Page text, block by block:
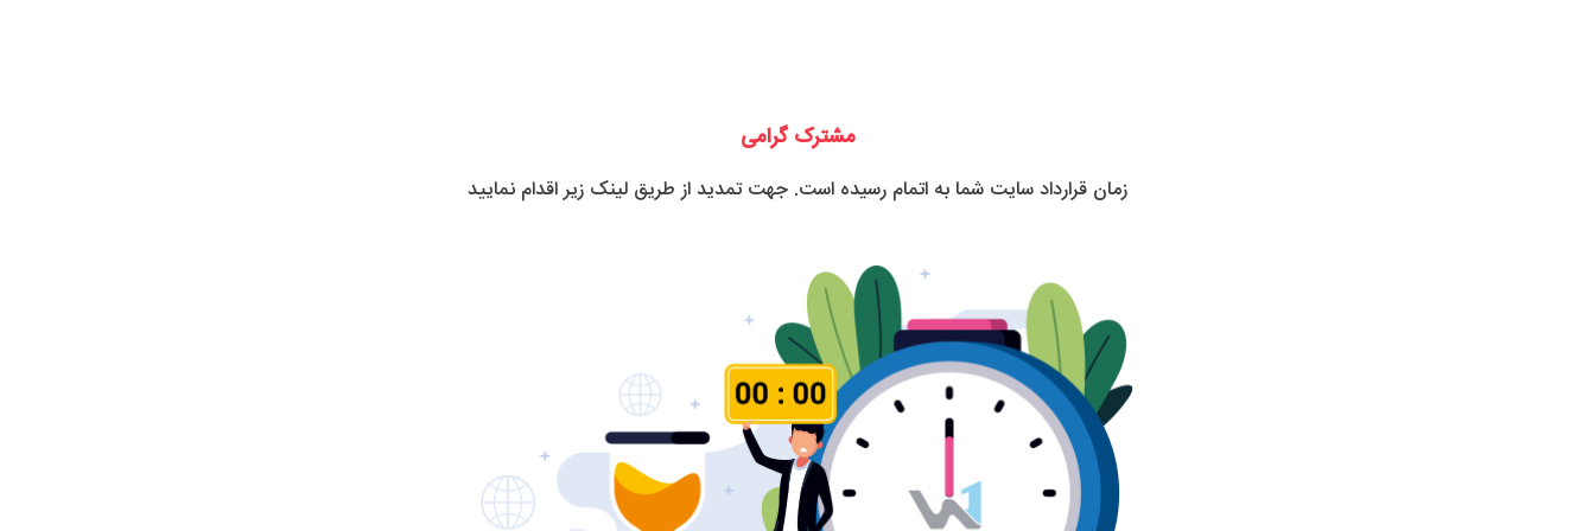
مشترک گرامی
زمان قرارداد سایت شما به اتمام رسیده است. جهت تمدید از طریق لینک زیر اقدام نمایید